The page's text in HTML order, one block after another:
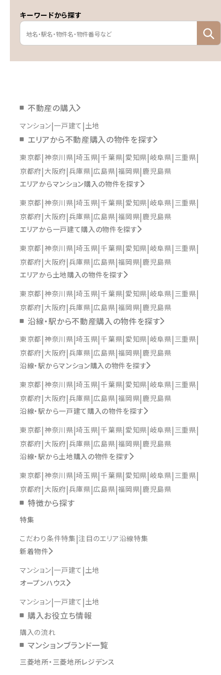
キーワードから探す
不動産の購入
マンション 一戸建て 土地
エリアから不動産購入の物件を探す
東京都 神奈川県 埼玉県 千葉県 愛知県 岐阜県 三重県
京都府 大阪府 兵庫県 広島県 福岡県 鹿児島県
エリアからマンション購入の物件を探す
東京都 神奈川県 埼玉県 千葉県 愛知県 岐阜県 三重県
京都府 大阪府 兵庫県 広島県 福岡県 鹿児島県
エリアから一戸建て購入の物件を探す
東京都 神奈川県 埼玉県 千葉県 愛知県 岐阜県 三重県
京都府 大阪府 兵庫県 広島県 福岡県 鹿児島県
エリアから土地購入の物件を探す
東京都 神奈川県 埼玉県 千葉県 愛知県 岐阜県 三重県
京都府 大阪府 兵庫県 広島県 福岡県 鹿児島県
沿線・駅から不動産購入の物件を探す
東京都 神奈川県 埼玉県 千葉県 愛知県 岐阜県 三重県
京都府 大阪府 兵庫県 広島県 福岡県 鹿児島県
沿線・駅からマンション購入の物件を探す
東京都 神奈川県 埼玉県 千葉県 愛知県 岐阜県 三重県
京都府 大阪府 兵庫県 広島県 福岡県 鹿児島県
沿線・駅から一戸建て購入の物件を探す
東京都 神奈川県 埼玉県 千葉県 愛知県 岐阜県 三重県
京都府 大阪府 兵庫県 広島県 福岡県 鹿児島県
沿線・駅から土地購入の物件を探す
東京都 神奈川県 埼玉県 千葉県 愛知県 岐阜県 三重県
京都府 大阪府 兵庫県 広島県 福岡県 鹿児島県
特徴から探す
特集
こだわり条件特集 注目のエリア沿線特集
新着物件
マンション 一戸建て 土地
オープンハウス
マンション 一戸建て 土地
購入お役立ち情報
購入の流れ
マンションブランド一覧
三菱地所・三菱地所レジデンス